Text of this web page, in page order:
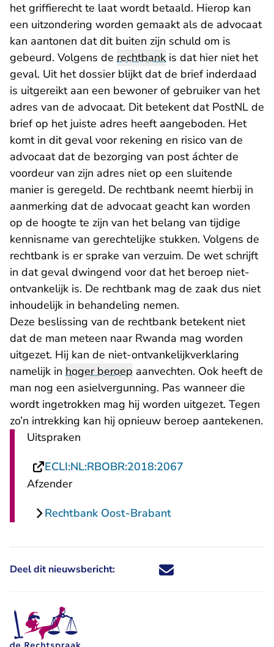
het griffierecht te laat wordt betaald. Hierop kan
een uitzondering worden gemaakt als de advocaat
kan aantonen dat dit buiten zijn schuld om is
gebeurd. Volgens de rechtbank is dat hier niet het
geval. Uit het dossier blijkt dat de brief inderdaad
is uitgereikt aan een bewoner of gebruiker van het
adres van de advocaat. Dit betekent dat PostNL de
brief op het juiste adres heeft aangeboden. Het
komt in dit geval voor rekening en risico van de
advocaat dat de bezorging van post áchter de
voordeur van zijn adres niet op een sluitende
manier is geregeld. De rechtbank neemt hierbij in
aanmerking dat de advocaat geacht kan worden
op de hoogte te zijn van het belang van tijdige
kennisname van gerechtelijke stukken. Volgens de
rechtbank is er sprake van verzuim. De wet schrijft
in dat geval dwingend voor dat het beroep niet-
ontvankelijk is. De rechtbank mag de zaak dus niet
inhoudelijk in behandeling nemen.
Deze beslissing van de rechtbank betekent niet
dat de man meteen naar Rwanda mag worden
uitgezet. Hij kan de niet-ontvankelijkverklaring
namelijk in hoger beroep aanvechten. Ook heeft de
man nog een asielvergunning. Pas wanneer die
wordt ingetrokken mag hij worden uitgezet. Tegen
zo’n intrekking kan hij opnieuw beroep aantekenen.
Uitspraken
ECLI:NL:RBOBR:2018:2067
Afzender
Rechtbank Oost-Brabant
Deel dit nieuwsbericht: Deel dit nieuwsbericht via X -
Deel dit nieuwsbericht via
Deel dit nieuwsbericht
Deel dit